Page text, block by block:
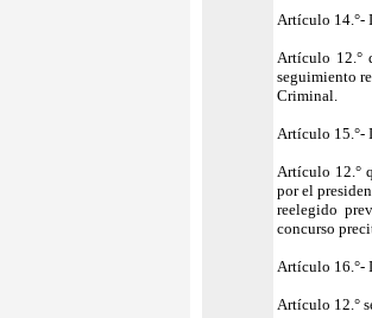
Artículo 14.°-
Artículo 12.°
seguimiento
Criminal.
Artículo 15.°-
Artículo 12.°
por el
reelegido
concurso
Artículo 16.°-
Artículo 12.°